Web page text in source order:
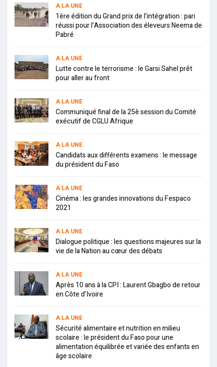
A LA UNE
1ère édition du Grand prix de l’intégration : pari
réussi pour l’Association des éleveurs Neema de
Pabré
A LA UNE
Lutte contre le terrorisme : le Garsi Sahel prêt
pour aller au front
A LA UNE
Communiqué final de la 25è session du Comité
exécutif de CGLU Afrique
A LA UNE
Candidats aux différents examens : le message
du président du Faso
A LA UNE
Cinéma : les grandes innovations du Fespaco
2021
A LA UNE
Dialogue politique : les questions majeures sur la
vie de la Nation au cœur des débats
A LA UNE
Après 10 ans à la CPI : Laurent Gbagbo de retour
en Côte d’Ivoire
A LA UNE
Sécurité alimentaire et nutrition en milieu
scolaire : le président du Faso pour une
alimentation équilibrée et variée des enfants en
âge scolaire